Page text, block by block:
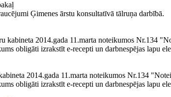
Ģimenes ārstu konsultatīvā tālruņa darbībā.
2014.gada 11.marta noteikumos Nr.134
obligāti izrakstīt e-recepti un darbnespējas lapu
2014.gada 11.marta noteikumos Nr.134
obligāti izrakstīt e-recepti un darbnespējas lapu